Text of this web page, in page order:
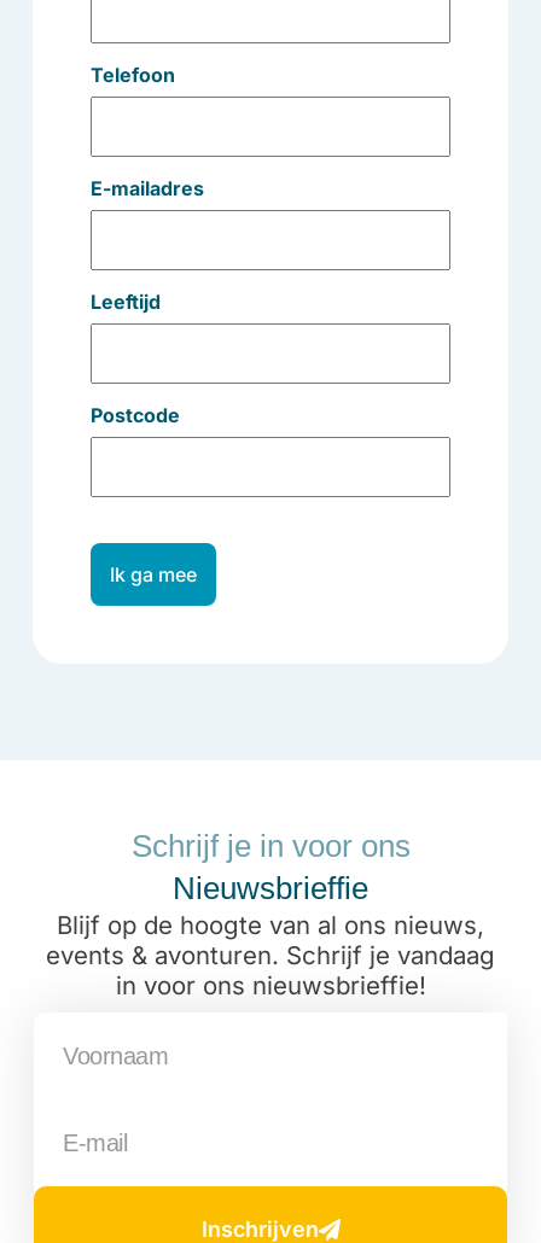
Telefoon
E-mailadres
Leeftijd
Postcode
Ik ga mee
Schrijf je in voor ons
Nieuwsbrieffie
Blijf op de hoogte van al ons nieuws,
events & avonturen. Schrijf je vandaag
in voor ons nieuwsbrieffie!
Inschrijven